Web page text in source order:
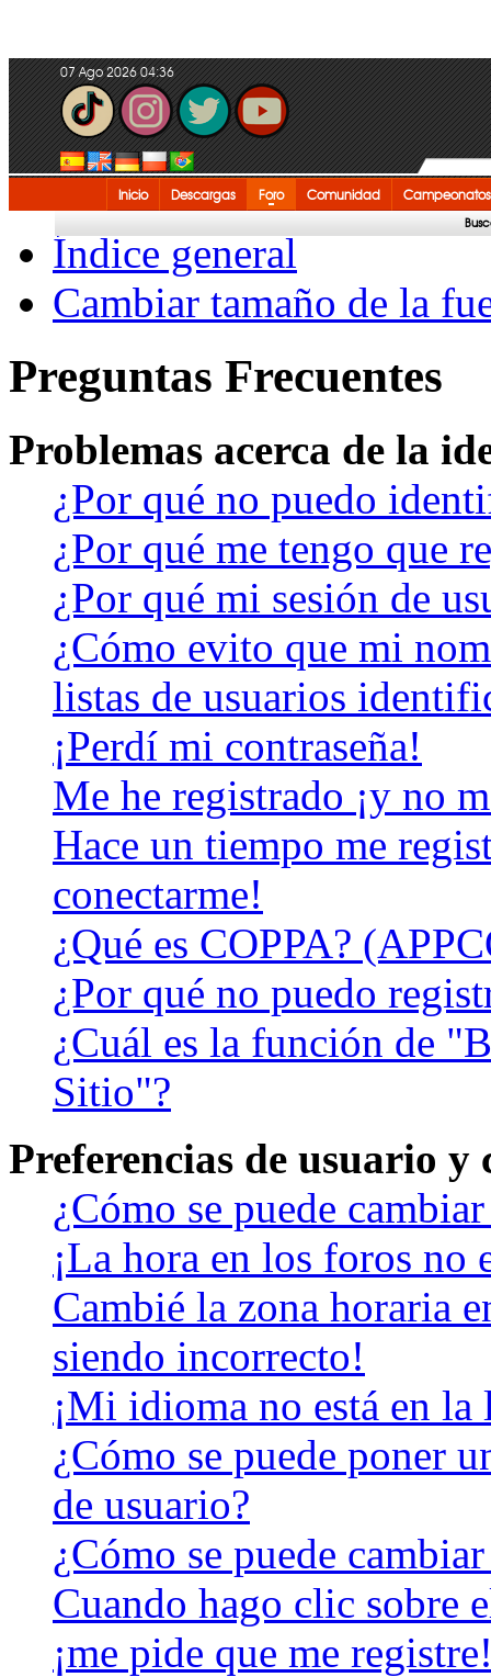
07 Ago 2026 04:36
Inicio Descargas Foro Comunidad Campeonatos
Índice general
Cambiar tamaño de la
Preguntas Frecuentes
Problemas acerca de la
¿Por qué no puedo
¿Por qué me tengo que
¿Por qué mi sesión de
¿Cómo evito que mi
listas de usuarios
¡Perdí mi contraseña!
Me he registrado ¡y no
Hace un tiempo me
conectarme!
¿Qué es COPPA?
¿Por qué no puedo
¿Cuál es la función de
Sitio"?
Preferencias de usuario y
¿Cómo se puede
¡La hora en los foros no
Cambié la zona horaria
siendo incorrecto!
¡Mi idioma no está en la
¿Cómo se puede poner
de usuario?
¿Cómo se puede
Cuando hago clic sobre
¡me pide que me